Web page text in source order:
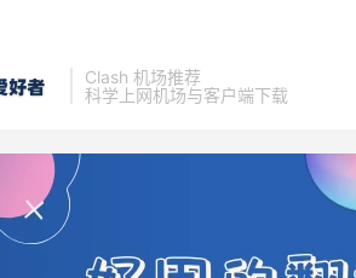
Clash 机场推荐
科学上网机场与客户端下载